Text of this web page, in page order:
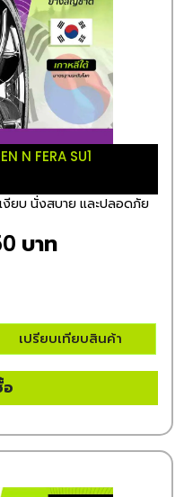
N FERA SU1
เงียบ นั่งสบาย และปลอดภัย
บาท
เปรียบเทียบสินค้า